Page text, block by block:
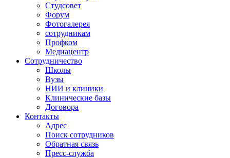
Студсовет
Форум
Фотогалерея
сотрудникам
Профком
Медиацентр
Сотрудничество
Школы
Вузы
НИИ и клиники
Клинические базы
Договора
Контакты
Адрес
Поиск сотрудников
Обратная связь
Пресс-служба